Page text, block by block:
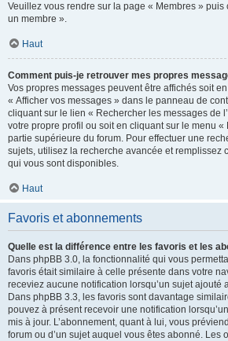
Veuillez vous rendre sur la page « Membres »
un membre ».
Haut
Comment puis-je retrouver mes propres
Vos propres messages peuvent être affichés soit
« Afficher vos messages » dans le panneau de
cliquant sur le lien « Rechercher les messages de
votre propre profil ou soit en cliquant sur le menu «
partie supérieure du forum. Pour effectuer une
sujets, utilisez la recherche avancée et remplissez
qui vous sont disponibles.
Haut
Favoris et abonnements
Quelle est la différence entre les favoris et les
Dans phpBB 3.0, la fonctionnalité qui vous
favoris était similaire à celle présente dans votre
receviez aucune notification lorsqu’un sujet ajouté
Dans phpBB 3.3, les favoris sont davantage
pouvez à présent recevoir une notification
mis à jour. L’abonnement, quant à lui, vous
forum ou d’un sujet auquel vous êtes abonné. Les